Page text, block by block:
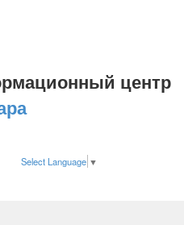
центр
Select Language ▼